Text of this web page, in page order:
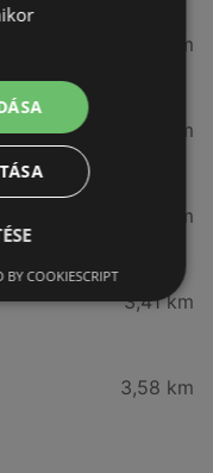
3,26 km
3,31 km
3,32 km
3,41 km
3,58 km
BY COOKIESCRIPT